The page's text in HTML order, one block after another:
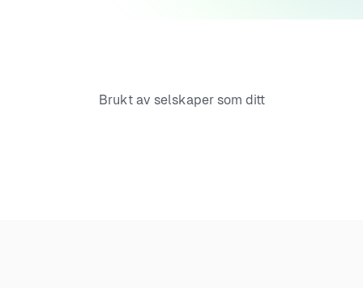
Brukt av selskaper som ditt